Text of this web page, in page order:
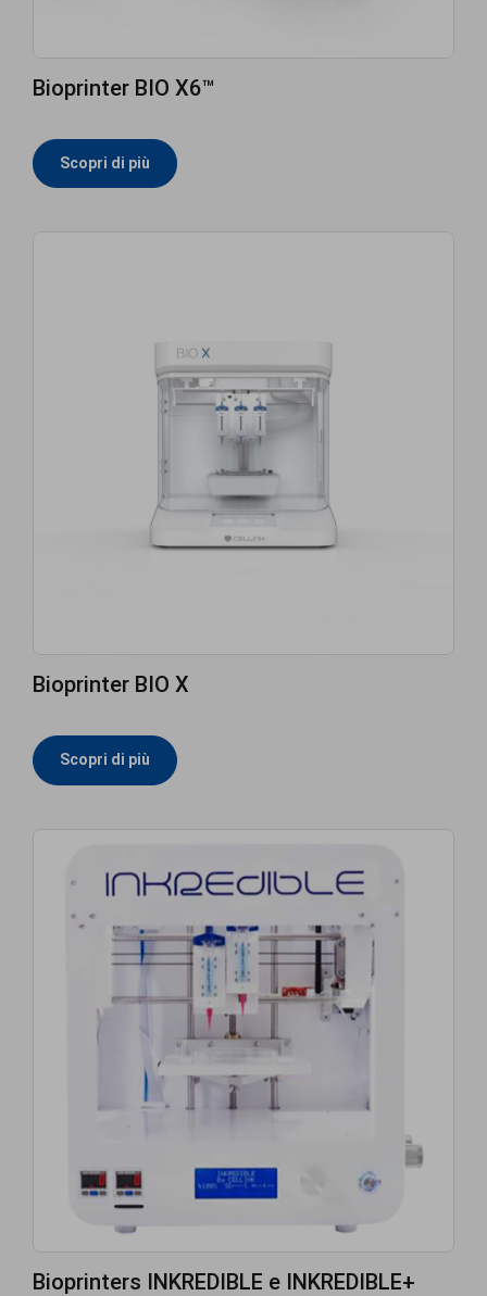
Bioprinter BIO X6™
Scopri di più
Bioprinter BIO X
Scopri di più
Bioprinters INKREDIBLE e INKREDIBLE+